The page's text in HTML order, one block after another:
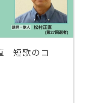
短歌のコ